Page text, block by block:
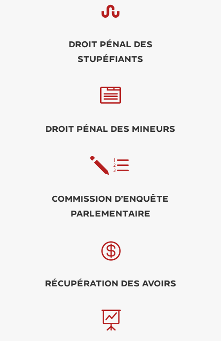

Droit pénal des
stupéfiants

Droit pénal des mineurs
je
Commission d’enquête
parlementaire

Récupération des avoirs
